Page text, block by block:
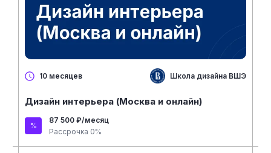
10 месяцев Школа дизайна ВШЭ
Дизайн интерьера (Москва и онлайн)
87 500 ₽/месяц
Рассрочка 0%